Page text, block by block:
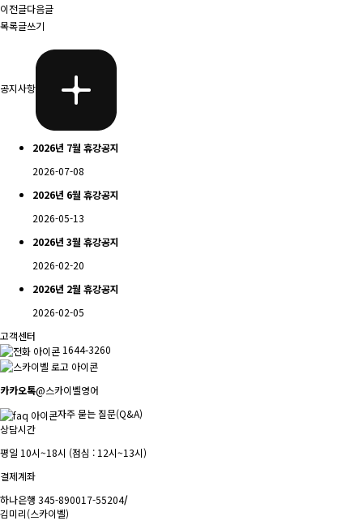
이전글다음글
목록글쓰기
공지사항
2026년 7월 휴강공지
2026-07-08
2026년 6월 휴강공지
2026-05-13
2026년 3월 휴강공지
2026-02-20
2026년 2월 휴강공지
2026-02-05
고객센터
1644-3260
카카오톡@스카이벨영어
자주 묻는 질문(Q&A)
상담시간
평일 10시~18시 (점심 : 12시~13시)
결제계좌
하나은행 345-890017-55204/
김미리(스카이벨)